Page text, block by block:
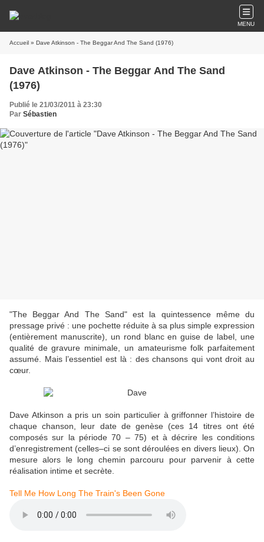
MENU
Accueil » Dave Atkinson - The Beggar And The Sand (1976)
Dave Atkinson - The Beggar And The Sand
(1976)
Publié le 21/03/2011 à 23:30
Par Sébastien
"The Beggar And The Sand" est la quintessence même du
pressage privé : une pochette réduite à sa plus simple expression
(entièrement manuscrite), un rond blanc en guise de label, une
qualité de gravure minimale, un amateurisme folk parfaitement
assumé. Mais l’essentiel est là : des chansons qui vont droit au
cœur.
Dave Atkinson a pris un soin particulier à griffonner l’histoire de
chaque chanson, leur date de genèse (ces 14 titres ont été
composés sur la période 70 – 75) et à décrire les conditions
d’enregistrement (celles–ci se sont déroulées en divers lieux). On
mesure alors le long chemin parcouru pour parvenir à cette
réalisation intime et secrète.
Tell Me How Long The Train's Been Gone